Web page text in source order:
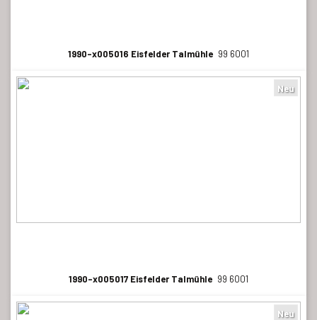
1990-x005016 Eisfelder Talmühle 99 6001
Neu
1990-x005017 Eisfelder Talmühle 99 6001
Neu